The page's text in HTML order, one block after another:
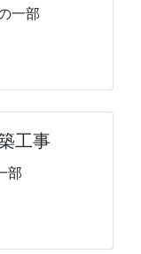
一部
工事
部